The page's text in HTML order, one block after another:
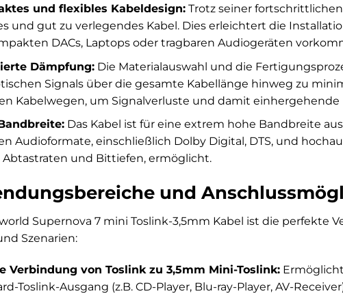
und flexibles Kabeldesign:Trotz seiner
und gut zu verlegendes Kabel. Dies erleichtert die
DACs, Laptops oder tragbaren Audiogeräten
Dämpfung:Die Materialauswahl und die
Signals über die gesamte Kabellänge hinweg zu
Kabelwegen, um Signalverluste und damit
Das Kabel ist für eine extrem hohe Bandbreite
Audioformate, einschließlich Dolby Digital, DTS, und
Abtastraten und Bittiefen, ermöglicht.
und
Supernova 7 mini Toslink-3,5mm Kabel ist die perfekte
Szenarien:
Verbindung von Toslink zu 3,5mm Mini-Toslink:Ermöglicht
Toslink-Ausgang (z.B. CD-Player, Blu-ray-Player, AV-